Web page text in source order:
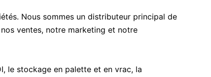
Nous sommes un distributeur principal de
ventes, notre marketing et notre
le stockage en palette et en vrac, la